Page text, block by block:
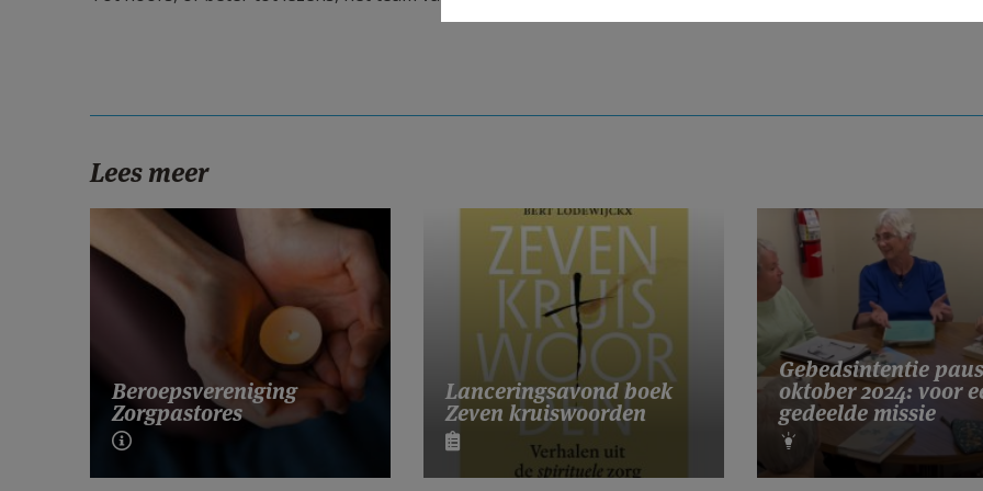
Lees meer
Beroepsvereniging
Zorgpastores
Lanceringsavond boek
Zeven kruiswoorden
Gebedsintentie paus
oktober 2024: voor
gedeelde missie